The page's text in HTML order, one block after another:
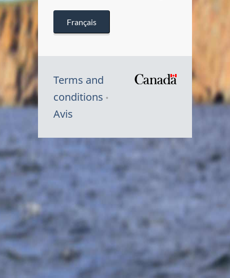
Français
Terms and
conditions
Avis
Symbole
Canada